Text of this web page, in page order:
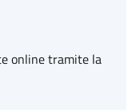
online tramite la